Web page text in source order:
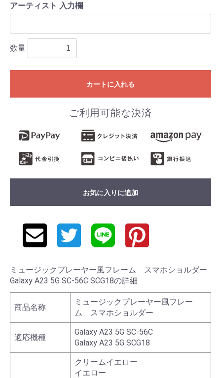
アーティスト 入力欄
数量
カートに入れる
ご利用可能な決済
お気に入りに追加
ミュージックプレーヤー風フレーム スマホショルダー
Galaxy A23 5G SC-56C SCG18の詳細
商品名称
ミュージックプレーヤー風フレー
ム スマホショルダー
適応機種
Galaxy A23 5G SC-56C
Galaxy A23 5G SCG18
クリームイエロー
イエロー